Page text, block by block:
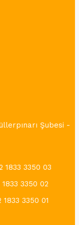
Şubesi -
1833 3350 03
3350 02
3350 01